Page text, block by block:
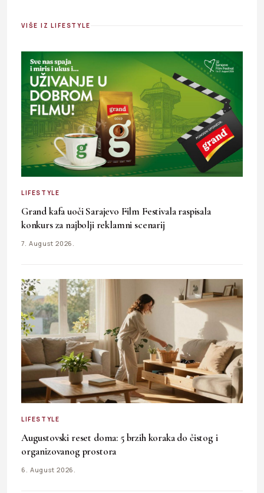
VIŠE IZ LIFESTYLE
LIFESTYLE
Grand kafa uoči Sarajevo Film Festivala raspisala
konkurs za najbolji reklamni scenarij
7. August 2026.
LIFESTYLE
Augustovski reset doma: 5 brzih koraka do čistog i
organizovanog prostora
6. August 2026.